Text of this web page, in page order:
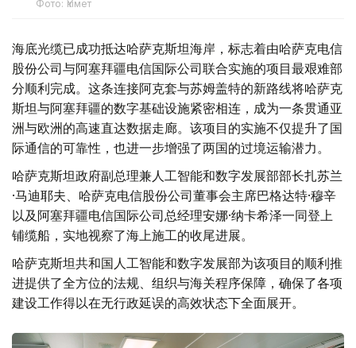
Фото: Үкімет
海底光缆已成功抵达哈萨克斯坦海岸，标志着由哈萨克电信
股份公司与阿塞拜疆电信国际公司联合实施的项目最艰难部
分顺利完成。这条连接阿克套与苏姆盖特的新路线将哈萨克
斯坦与阿塞拜疆的数字基础设施紧密相连，成为一条贯通亚
洲与欧洲的高速直达数据走廊。该项目的实施不仅提升了国
际通信的可靠性，也进一步增强了两国的过境运输潜力。
哈萨克斯坦政府副总理兼人工智能和数字发展部部长扎苏兰
·马迪耶夫、哈萨克电信股份公司董事会主席巴格达特·穆辛
以及阿塞拜疆电信国际公司总经理安娜·纳卡希泽一同登上
铺缆船，实地视察了海上施工的收尾进展。
哈萨克斯坦共和国人工智能和数字发展部为该项目的顺利推
进提供了全方位的法规、组织与海关程序保障，确保了各项
建设工作得以在无行政延误的高效状态下全面展开。